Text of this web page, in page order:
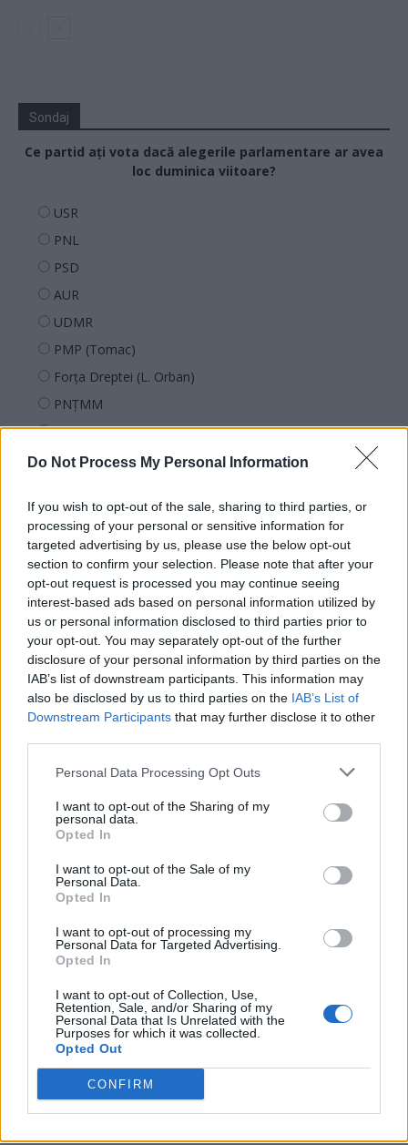
Do Not Process My Personal Information
If you wish to opt-out of the sale, sharing to third parties, or
processing of your personal or sensitive information for
targeted advertising by us, please use the below opt-out
section to confirm your selection. Please note that after your
opt-out request is processed you may continue seeing
interest-based ads based on personal information utilized by
us or personal information disclosed to third parties prior to
your opt-out. You may separately opt-out of the further
disclosure of your personal information by third parties on the
IAB’s list of downstream participants. This information may
also be disclosed by us to third parties on the IAB’s List of
Downstream Participants that may further disclose it to other
Personal Data Processing Opt Outs
I want to opt-out of the Sharing of my
personal data.
Opted In
I want to opt-out of the Sale of my
Personal Data.
Opted In
I want to opt-out of processing my
Personal Data for Targeted Advertising.
Opted In
I want to opt-out of Collection, Use,
Retention, Sale, and/or Sharing of my
Personal Data that Is Unrelated with the
Purposes for which it was collected.
Opted Out
CONFIRM
Sondaj
Ce partid ați vota dacă alegerile parlamentare ar avea
loc duminica viitoare?
USR
PNL
PSD
AUR
UDMR
PMP (Tomac)
Forța Dreptei (L. Orban)
PNȚMM
REPER
SENS
POT (Gavrilă)
PACE (Peia)
Acțiunea Conservatoare (Târziu)
PDF (Lazarus)
PUSL (D. Voiculescu)
PNȚCD (Pavelescu)
PNCR (Terheș)
Partidul Patrioților (Surugiu)
Arhiva sondajelor
ad